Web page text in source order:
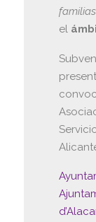
familias
el